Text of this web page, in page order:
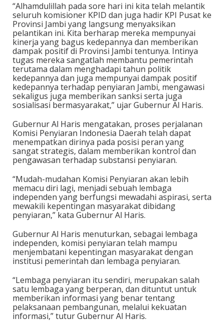
“Alhamdulillah pada sore hari ini kita telah melantik
seluruh komisioner KPID dan juga hadir KPI Pusat ke
Provinsi Jambi yang langsung menyaksikan
pelantikan ini. Kita berharap mereka mempunyai
kinerja yang bagus kedepannya dan memberikan
dampak positif di Provinsi Jambi tentunya. Intinya
tugas mereka sangatlah membantu pemerintah
terutama dalam menghadapi tahun politik
kedepannya dan juga mempunyai dampak positif
kedepannya terhadap penyiaran Jambi, mengawasi
sekaligus juga memberikan sanksi serta juga
sosialisasi bermasyarakat,” ujar Gubernur Al Haris.
Gubernur Al Haris mengatakan, proses perjalanan
Komisi Penyiaran Indonesia Daerah telah dapat
menempatkan dirinya pada posisi peran yang
sangat strategis, dalam memberikan kontrol dan
pengawasan terhadap substansi penyiaran.
“Mudah-mudahan Komisi Penyiaran akan lebih
memacu diri lagi, menjadi sebuah lembaga
independen yang berfungsi mewadahi aspirasi, serta
mewakili kepentingan masyarakat dibidang
penyiaran,” kata Gubernur Al Haris.
Gubernur Al Haris menuturkan, sebagai lembaga
independen, komisi penyiaran telah mampu
menjembatani kepentingan masyarakat dengan
institusi pemerintah dan lembaga penyiaran.
“Lembaga penyiaran itu sendiri, merupakan salah
satu lembaga yang berperan, dan dituntut untuk
memberikan informasi yang benar tentang
pelaksanaan pembangunan, melalui kekuatan
informasi,” tutur Gubernur Al Haris.